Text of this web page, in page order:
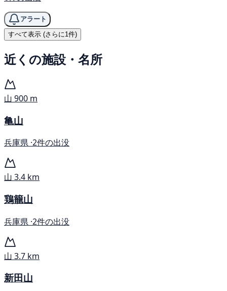
アラート
すべて表示 (さらに1件)
近くの施設・名所
山 900 m
亀山
兵庫県 ·2件の出没
山 3.4 km
鶏籠山
兵庫県 ·2件の出没
山 3.7 km
新田山